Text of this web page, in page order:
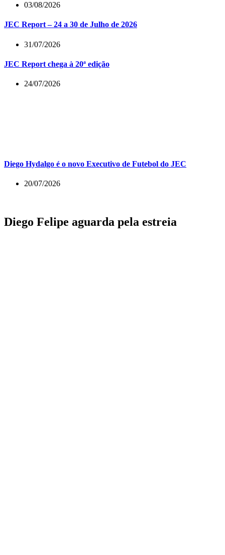
03/08/2026
JEC Report – 24 a 30 de Julho de 2026
31/07/2026
JEC Report chega à 20ª edição
24/07/2026
Diego Hydalgo é o novo Executivo de Futebol do JEC
20/07/2026
Diego Felipe aguarda pela estreia